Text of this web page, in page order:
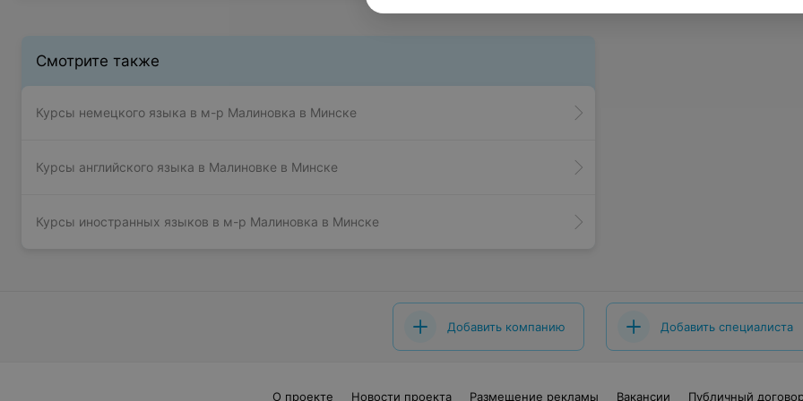
Смотрите также
Курсы немецкого языка в м-р Малиновка в Минске
Курсы английского языка в Малиновке в Минске
Курсы иностранных языков в м-р Малиновка в Минске
Добавить компанию Добавить специалиста
О проекте Новости проекта Размещение рекламы Вакансии Публичный